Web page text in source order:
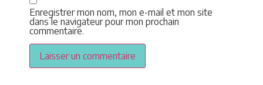
Enregistrer mon nom, mon e-mail et mon site
dans le navigateur pour mon prochain
commentaire.